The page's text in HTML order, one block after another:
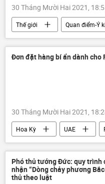
30 Tháng Mười Hai 2021,
Thế giới Quan điểm-Ý
Nga
đàm phán
Đơn đặt hàng bí ẩn dành cho
30 Tháng Mười Hai 2021,
Hoa Kỳ UAE
F-35
Quân sự
Phó thủ tướng Đức: quy trình
nhận “Dòng chảy phương
thủ theo luật